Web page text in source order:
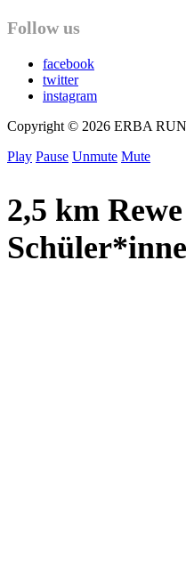
Follow us
facebook
twitter
instagram
Copyright © 2026 ERBA RUN
Play Pause Unmute Mute
2,5 km